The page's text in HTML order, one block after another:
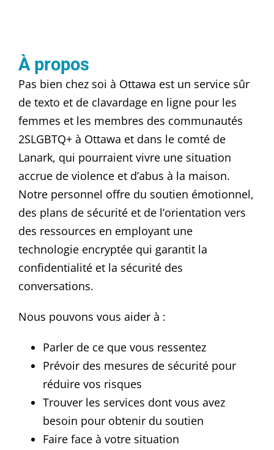
À propos
Pas bien chez soi à Ottawa est un service sûr
de texto et de clavardage en ligne pour les
femmes et les membres des communautés
2SLGBTQ+ à Ottawa et dans le comté de
Lanark, qui pourraient vivre une situation
accrue de violence et d’abus à la maison.
Notre personnel offre du soutien émotionnel,
des plans de sécurité et de l’orientation vers
des ressources en employant une
technologie encryptée qui garantit la
confidentialité et la sécurité des
conversations.
Nous pouvons vous aider à :
Parler de ce que vous ressentez
Prévoir des mesures de sécurité pour
réduire vos risques
Trouver les services dont vous avez
besoin pour obtenir du soutien
Faire face à votre situation